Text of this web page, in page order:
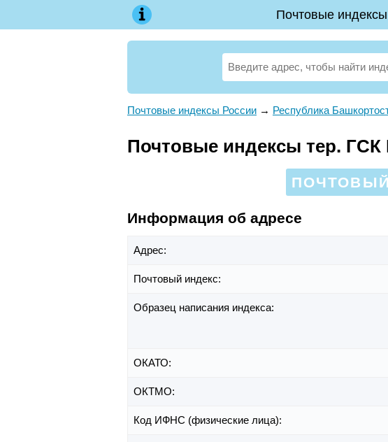
Почтовые индексы
Почтовые индексы России → Республика
Почтовые индексы тер. ГСК
ПОЧТОВЫЙ
Информация об адресе
Адрес:
Почтовый индекс:
Образец написания индекса:
ОКАТО:
ОКТМО:
Код ИФНС (физические лица):